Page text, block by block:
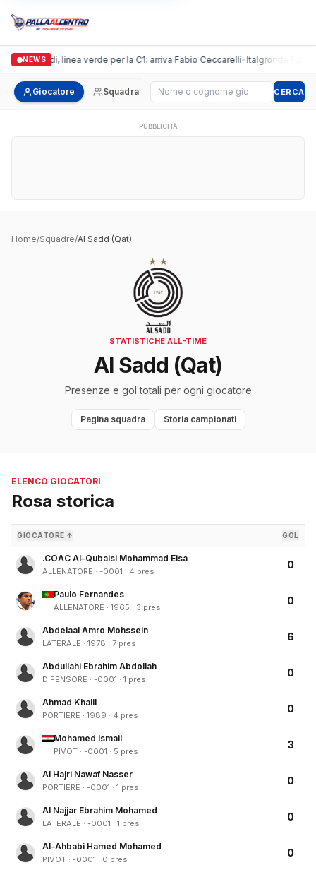
NEWS
Casalguidi, linea verde per la C1: arriva Fabio Ceccarelli•Italgronda Futsal
Giocatore Squadra Cerca giocatore CERCA
PUBBLICITÀ
Home/Squadre/Al Sadd (Qat)
STATISTICHE ALL-TIME
Al Sadd (Qat)
Presenze e gol totali per ogni giocatore
Pagina squadra Storia campionati
ELENCO GIOCATORI
Rosa storica
GIOCATORE ↑ GOL
.COAC Al–Qubaisi Mohammad Eisa
ALLENATORE · -0001 · 4 pres
0
Paulo Fernandes
ALLENATORE · 1965 · 3 pres
0
Abdelaal Amro Mohssein
LATERALE · 1978 · 7 pres
6
Abdullahi Ebrahim Abdollah
DIFENSORE · -0001 · 1 pres
0
Ahmad Khalil
PORTIERE · 1989 · 4 pres
0
Mohamed Ismail
PIVOT · -0001 · 5 pres
3
Al Hajri Nawaf Nasser
PORTIERE · -0001 · 1 pres
0
Al Najjar Ebrahim Mohamed
LATERALE · -0001 · 1 pres
0
Al–Ahbabi Hamed Mohamed
PIVOT · -0001 · 0 pres
0